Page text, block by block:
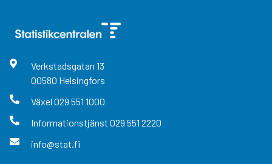
Verkstadsgatan 13
00580 Helsingfors
Växel 029 551 1000
Informationstjänst 029 551 2220
info@stat.fi